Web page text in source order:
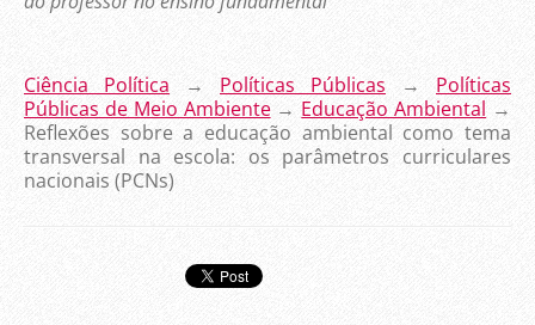
Ciência Política → Políticas Públicas → Políticas
Públicas de Meio Ambiente→ Educação Ambiental →
Reflexões sobre a educação ambiental como tema
transversal na escola: os parâmetros curriculares
nacionais (PCNs)